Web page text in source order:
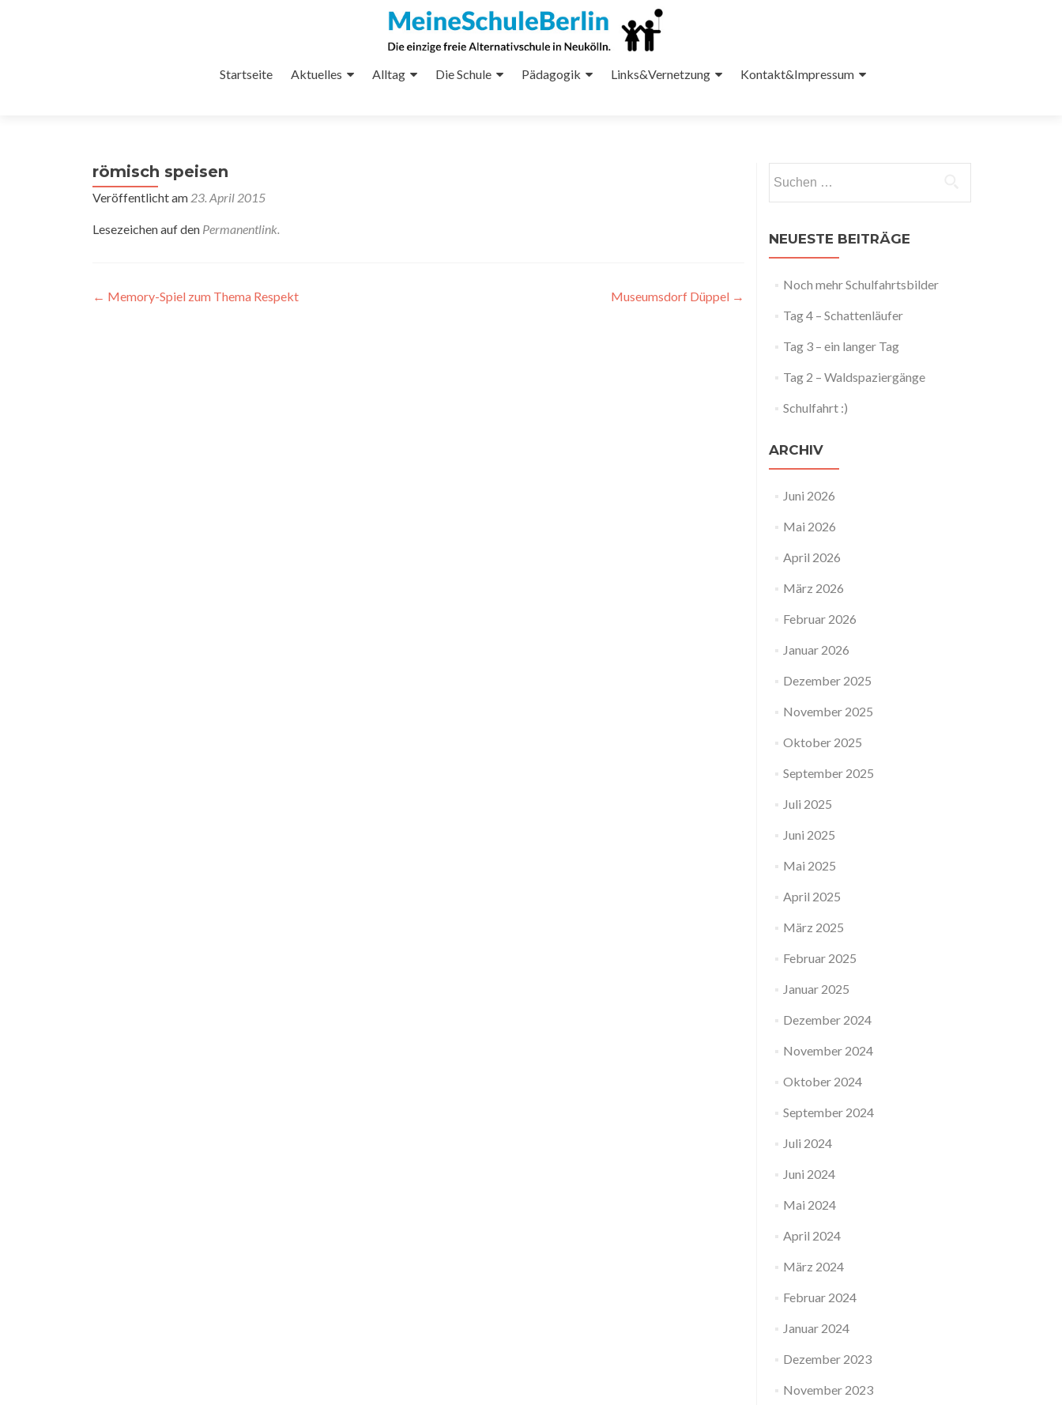
Startseite Aktuelles Alltag Die Schule Pädagogik Links&Vernetzung Kontakt&Impressum
römisch speisen
Veröffentlicht am 23. April 2015
Lesezeichen auf den Permanentlink.
Artikel-
← Memory-Spiel zum Thema Respekt Museumsdorf Düppel →
nach:
NEUESTE BEITRÄGE
Noch mehr Schulfahrtsbilder
Tag 4 – Schattenläufer
Tag 3 – ein langer Tag
Tag 2 – Waldspaziergänge
Schulfahrt :)
ARCHIV
Juni 2026
Mai 2026
April 2026
März 2026
Februar 2026
Januar 2026
Dezember 2025
November 2025
Oktober 2025
September 2025
Juli 2025
Juni 2025
Mai 2025
April 2025
März 2025
Februar 2025
Januar 2025
Dezember 2024
November 2024
Oktober 2024
September 2024
Juli 2024
Juni 2024
Mai 2024
April 2024
März 2024
Februar 2024
Januar 2024
Dezember 2023
November 2023